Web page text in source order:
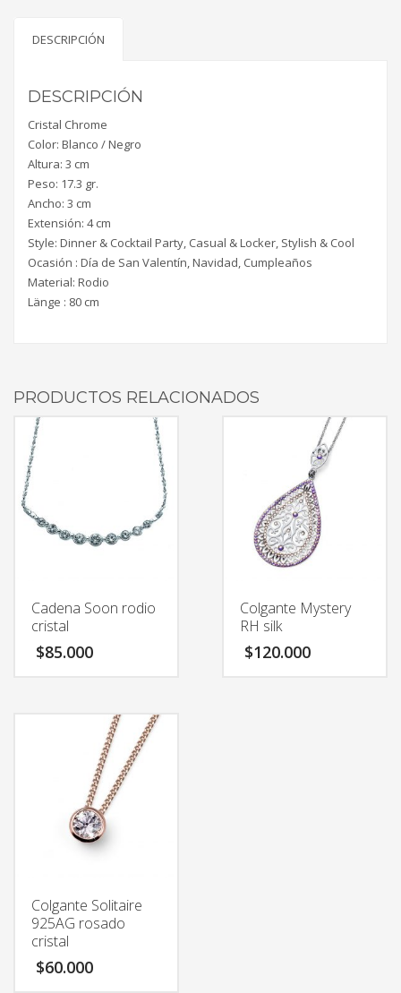
DESCRIPCIÓN
DESCRIPCIÓN
Cristal Chrome
Color: Blanco / Negro
Altura: 3 cm
Peso: 17.3 gr.
Ancho: 3 cm
Extensión: 4 cm
Style: Dinner & Cocktail Party, Casual & Locker, Stylish & Cool
Ocasión : Día de San Valentín, Navidad, Cumpleaños
Material: Rodio
Länge : 80 cm
PRODUCTOS RELACIONADOS
Cadena Soon rodio
cristal
$85.000
Colgante Mystery
RH silk
$120.000
Colgante Solitaire
925AG rosado
cristal
$60.000